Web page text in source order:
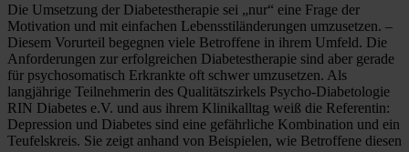
Die Umsetzung der Diabetestherapie sei „nur“ eine Frage der
Motivation und mit einfachen Lebensstiländerungen umzusetzen. –
Diesem Vorurteil begegnen viele Betroffene in ihrem Umfeld. Die
Anforderungen zur erfolgreichen Diabetestherapie sind aber gerade
für psychosomatisch Erkrankte oft schwer umzusetzen. Als
langjährige Teilnehmerin des Qualitätszirkels Psycho-Diabetologie
RIN Diabetes e.V. und aus ihrem Klinikalltag weiß die Referentin:
Depression und Diabetes sind eine gefährliche Kombination und ein
Teufelskreis. Sie zeigt anhand von Beispielen, wie Betroffene diesen